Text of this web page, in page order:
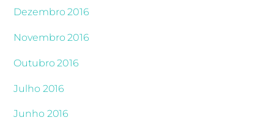
Dezembro 2016
Novembro 2016
Outubro 2016
Julho 2016
Junho 2016